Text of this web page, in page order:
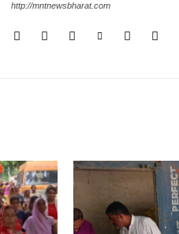
http://mntnewsbharat.com